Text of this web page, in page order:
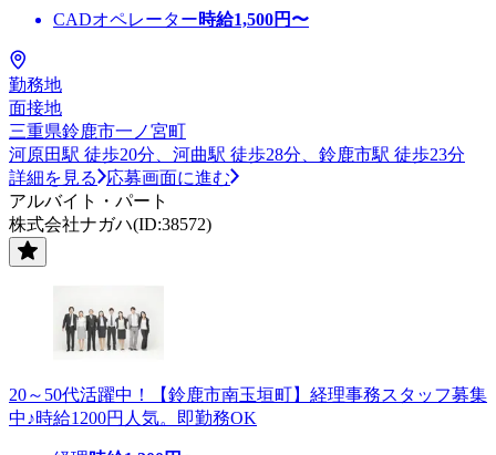
CADオペレーター時給1,500円〜
勤務地
面接地
三重県鈴鹿市一ノ宮町
河原田駅 徒歩20分、河曲駅 徒歩28分、鈴鹿市駅 徒歩23分
詳細を見る
応募画面に進む
アルバイト・パート
株式会社ナガハ(ID:38572)
20～50代活躍中！【鈴鹿市南玉垣町】経理事務スタッフ募集
中♪時給1200円人気。即勤務OK